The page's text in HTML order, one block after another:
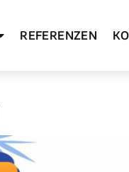
REFERENZEN